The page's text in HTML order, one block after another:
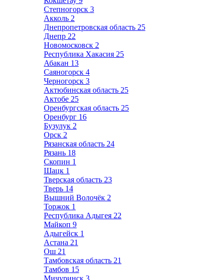
Степногорск 3
Акколь 2
Днепропетровская область 25
Днепр 22
Новомосковск 2
Республика Хакасия 25
Абакан 13
Саяногорск 4
Черногорск 3
Актюбинская область 25
Актобе 25
Оренбургская область 25
Оренбург 16
Бузулук 2
Орск 2
Рязанская область 24
Рязань 18
Скопин 1
Шацк 1
Тверская область 23
Тверь 14
Вышний Волочёк 2
Торжок 1
Республика Адыгея 22
Майкоп 9
Адыгейск 1
Астана 21
Ош 21
Тамбовская область 21
Тамбов 15
Мичуринск 3